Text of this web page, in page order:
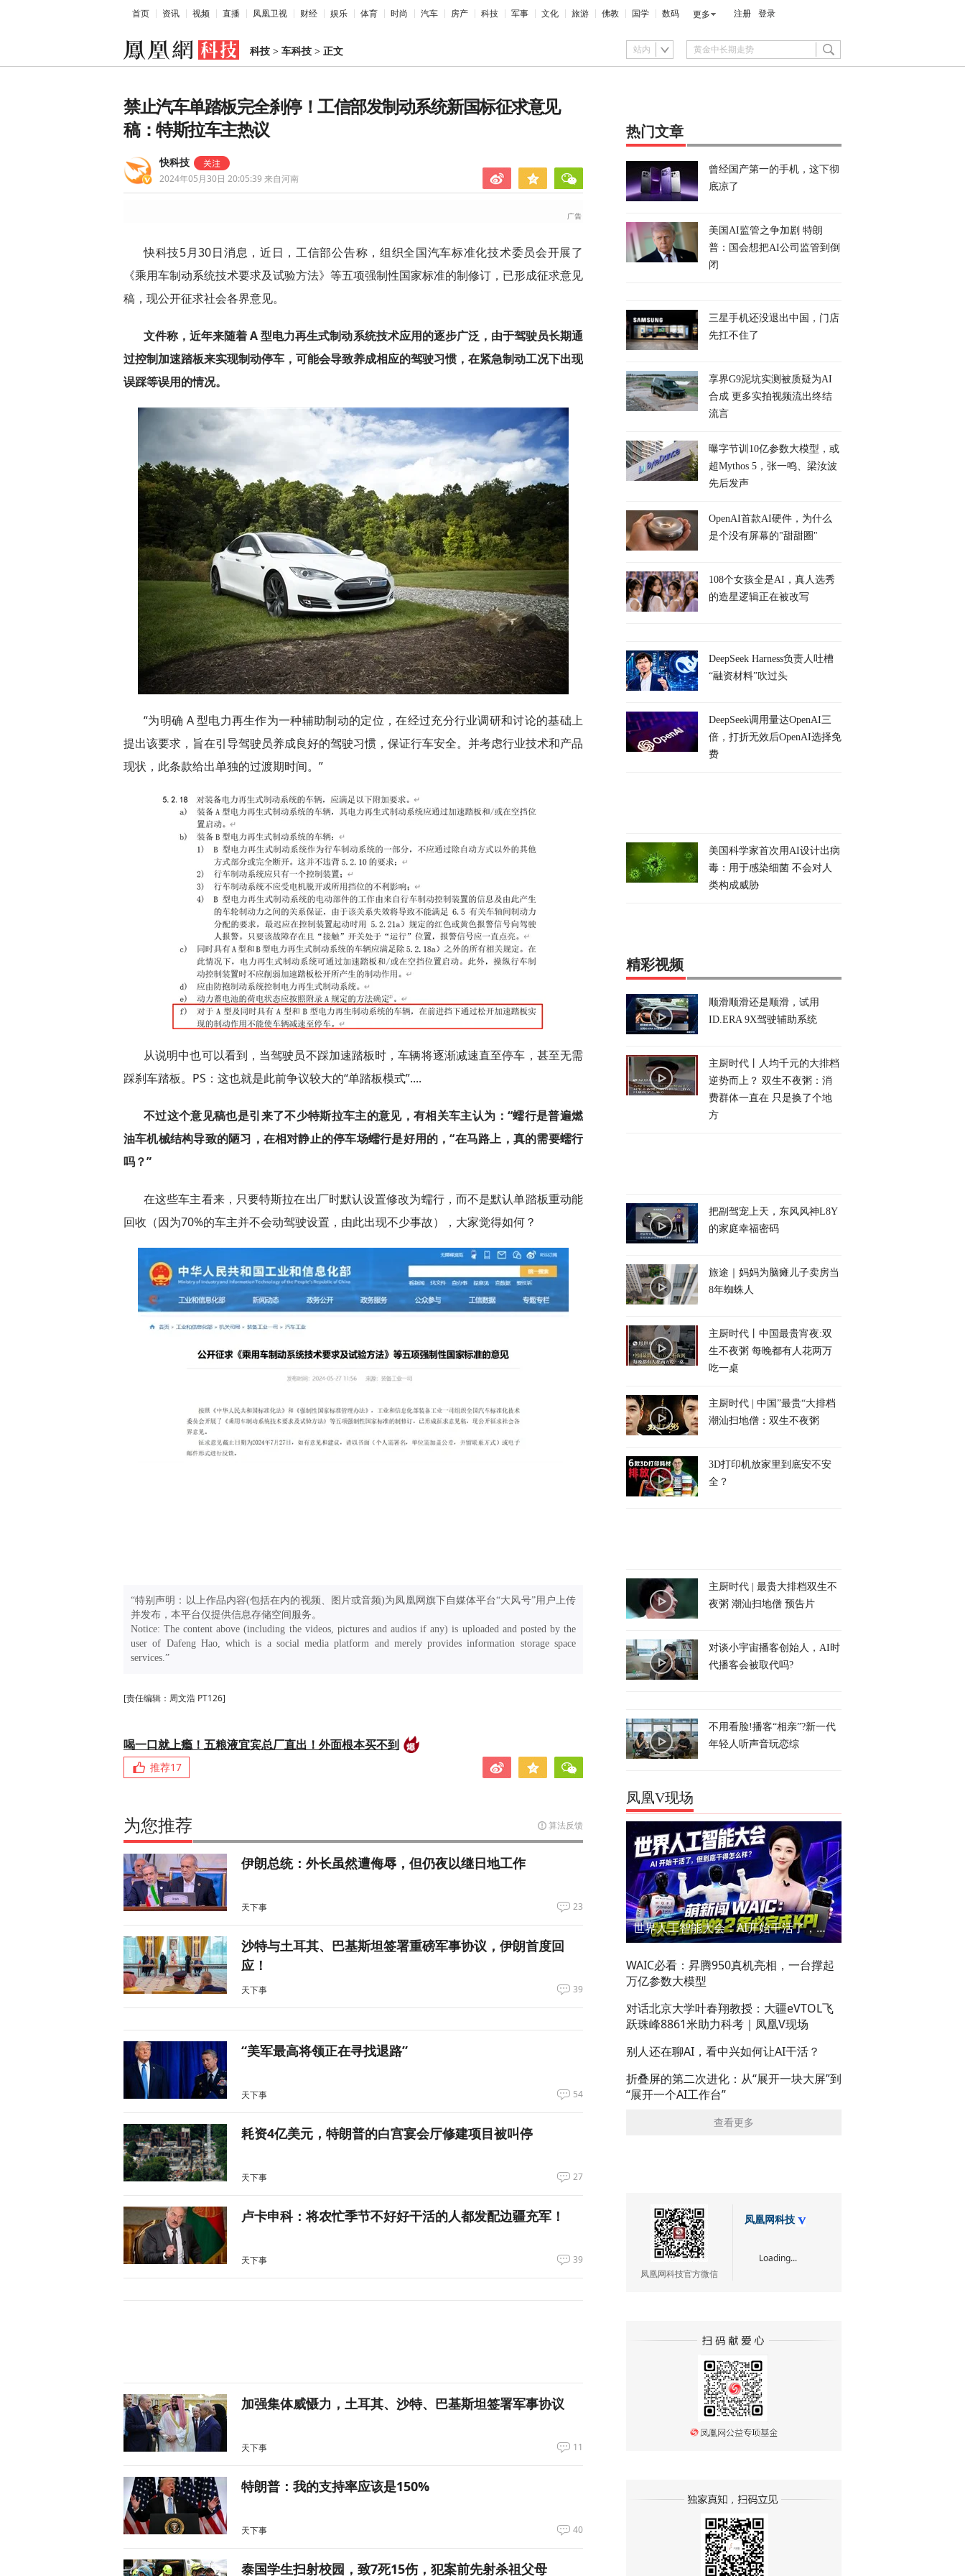
首页 资讯 视频 直播 凤凰卫视 财经 娱乐 体育 时尚 汽车 房产 科技 军事 文化 旅游 佛教 国学 数码 更多 注册 登录
科技 > 车科技 > 正文 站内
禁止汽车单踏板完全刹停！工信部发制动系统新国标征求意见
稿：特斯拉车主热议
快科技
2024年05月30日 20:05:39 来自河南
快科技5月30日消息，近日，工信部公告称，组织全国汽车标准化技术委员会开展了
《乘用车制动系统技术要求及试验方法》等五项强制性国家标准的制修订，已形成征求意见
稿，现公开征求社会各界意见。
文件称，近年来随着 A 型电力再生式制动系统技术应用的逐步广泛，由于驾驶员长期通
过控制加速踏板来实现制动停车，可能会导致养成相应的驾驶习惯，在紧急制动工况下出现
误踩等误用的情况。
“为明确 A 型电力再生作为一种辅助制动的定位，在经过充分行业调研和讨论的基础上
提出该要求，旨在引导驾驶员养成良好的驾驶习惯，保证行车安全。并考虑行业技术和产品
现状，此条款给出单独的过渡期时间。”
从说明中也可以看到，当驾驶员不踩加速踏板时，车辆将逐渐减速直至停车，甚至无需
踩刹车踏板。PS：这也就是此前争议较大的“单踏板模式”....
不过这个意见稿也是引来了不少特斯拉车主的意见，有相关车主认为：“蠕行是普遍燃
油车机械结构导致的陋习，在相对静止的停车场蠕行是好用的，“在马路上，真的需要蠕行
吗？”
在这些车主看来，只要特斯拉在出厂时默认设置修改为蠕行，而不是默认单踏板重动能
回收（因为70%的车主并不会动驾驶设置，由此出现不少事故），大家觉得如何？
“特别声明：以上作品内容(包括在内的视频、图片或音频)为凤凰网旗下自媒体平台“大风号”用户上传
并发布，本平台仅提供信息存储空间服务。
Notice: The content above (including the videos, pictures and audios if any) is uploaded and posted by the
user of Dafeng Hao, which is a social media platform and merely provides information storage space
services.”
[责任编辑：周文浩 PT126]
喝一口就上瘾！五粮液宜宾总厂直出！外面根本买不到
推荐17
为您推荐 算法反馈
伊朗总统：外长虽然遭侮辱，但仍夜以继日地工作
天下事 23
沙特与土耳其、巴基斯坦签署重磅军事协议，伊朗首度回
应！
天下事 39
“美军最高将领正在寻找退路”
天下事 54
耗资4亿美元，特朗普的白宫宴会厅修建项目被叫停
天下事 27
卢卡申科：将农忙季节不好好干活的人都发配边疆充军！
天下事 39
加强集体威慑力，土耳其、沙特、巴基斯坦签署军事协议
天下事 11
特朗普：我的支持率应该是150%
天下事 40
泰国学生扫射校园，致7死15伤，犯案前先射杀祖父母
热门文章
曾经国产第一的手机，这下彻
底凉了
美国AI监管之争加剧 特朗
普：国会想把AI公司监管到倒
闭
三星手机还没退出中国，门店
先扛不住了
享界G9泥坑实测被质疑为AI
合成 更多实拍视频流出终结
流言
曝字节训10亿参数大模型，或
超Mythos 5，张一鸣、梁汝波
先后发声
OpenAI首款AI硬件，为什么
是个没有屏幕的"甜甜圈"
108个女孩全是AI，真人选秀
的造星逻辑正在被改写
DeepSeek Harness负责人吐槽
“融资材料”吹过头
DeepSeek调用量达OpenAI三
倍，打折无效后OpenAI选择免
费
美国科学家首次用AI设计出病
毒：用于感染细菌 不会对人
类构成威胁
精彩视频
顺滑顺滑还是顺滑，试用
ID.ERA 9X驾驶辅助系统
主厨时代丨人均千元的大排档
逆势而上？ 双生不夜粥：消
费群体一直在 只是换了个地
方
把副驾宠上天，东风风神L8Y
的家庭幸福密码
旅途｜妈妈为脑瘫儿子卖房当
8年蜘蛛人
主厨时代丨中国最贵宵夜:双
生不夜粥 每晚都有人花两万
吃一桌
主厨时代 | 中国”最贵“大排档
潮汕扫地僧：双生不夜粥
3D打印机放家里到底安不安
全？
主厨时代 | 最贵大排档双生不
夜粥 潮汕扫地僧 预告片
对谈小宇宙播客创始人，AI时
代播客会被取代吗?
不用看脸!播客“相亲”?新一代
年轻人听声音玩恋综
凤凰V现场
世界人工智能大会：AI开始干活了，但到底干的怎么样？萌新闯WAIC
WAIC必看：昇腾950真机亮相，一台撑起
万亿参数大模型
对话北京大学叶春翔教授：大疆eVTOL飞
跃珠峰8861米助力科考｜凤凰V现场
别人还在聊AI，看中兴如何让AI干活？
折叠屏的第二次进化：从“展开一块大屏”到
“展开一个AI工作台”
查看更多
凤凰网科技官方微信
凤凰网科技
Loading...